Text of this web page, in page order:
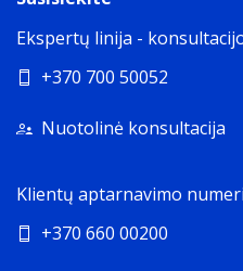
Ekspertų linija -
+370 700 50052
Nuotolinė konsultacija
Klientų aptarnavimo
+370 660 00200